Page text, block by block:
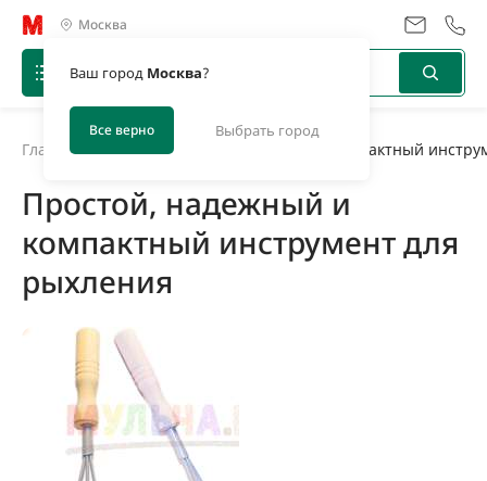
Москва
Ваш город Москва?
Все верно Выбрать город
Главная Простой, надежный и компактный
Простой, надежный и
компактный инструмент для
рыхления